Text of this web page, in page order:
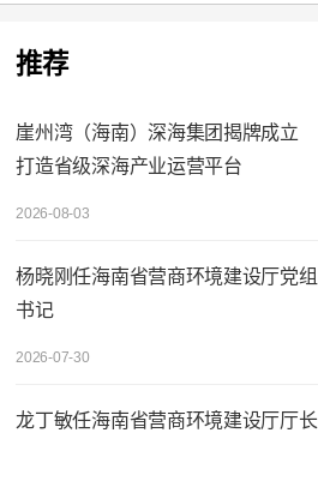
推荐
崖州湾（海南）深海集团揭牌成立
打造省级深海产业运营平台
2026-08-03
杨晓刚任海南省营商环境建设厅党组
书记
2026-07-30
龙丁敏任海南省营商环境建设厅厅长